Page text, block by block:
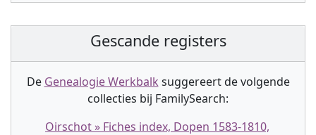
Gescande registers
De Genealogie Werkbalk suggereert de volgende
collecties bij FamilySearch:
Oirschot » Fiches index, Dopen 1583-1810,